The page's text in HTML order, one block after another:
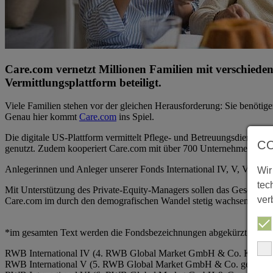
Care.com vernetzt Millionen Familien mit
Vermittlungsplattform beteiligt.
Viele Familien stehen vor der gleichen Herausforderung: Sie
Genau hier kommt Care.com ins Spiel.
Die digitale US-Plattform vermittelt Pflege- und
genutzt. Zudem kooperiert Care.com mit über 700 Unternehmen, die
Anlegerinnen und Anleger unserer Fonds International IV, V, VI, 7,
Mit Unterstützung des Private-Equity-Managers sollen das
Care.com im durch den demografischen Wandel stetig wachsenden
*im gesamten Text werden die Fondsbezeichnungen abgekürzt.
RWB International IV (4. RWB Global Market GmbH & Co. KG)
RWB International V (5. RWB Global Market GmbH & Co.